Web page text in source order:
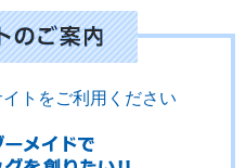
トをご利用ください